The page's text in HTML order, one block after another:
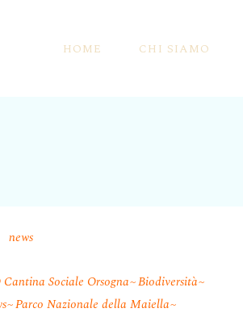
HOME CHI SIAMO
Appuntamenti
news
Sociale Orsogna Biodiversità
Parco Nazionale della Maiella